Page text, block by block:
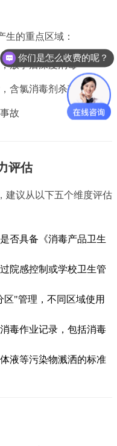
生的重点区域：
放学后深度消毒
含氯消毒剂杀菌
故
评估
建议从以下五个维度评估
否具备《消毒产品卫生
院感控制或学校卫生管
区"管理，不同区域使用
毒作业记录，包括消毒
液等污染物溅洒的标准
你们是怎么收费的呢？